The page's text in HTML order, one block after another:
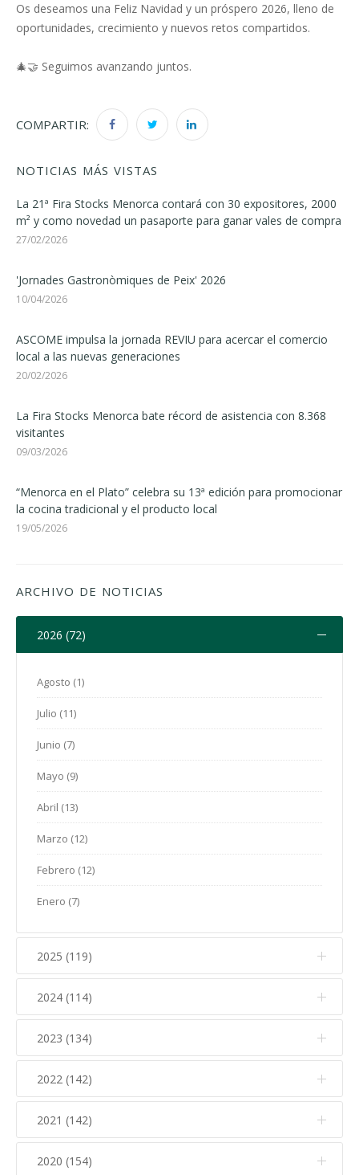
Os deseamos una Feliz Navidad y un próspero 2026, lleno de
oportunidades, crecimiento y nuevos retos compartidos.
🎄🤝 Seguimos avanzando juntos.
COMPARTIR:
NOTICIAS MÁS VISTAS
La 21ª Fira Stocks Menorca contará con 30 expositores, 2000
m² y como novedad un pasaporte para ganar vales de compra
27/02/2026
'Jornades Gastronòmiques de Peix' 2026
10/04/2026
ASCOME impulsa la jornada REVIU para acercar el comercio
local a las nuevas generaciones
20/02/2026
La Fira Stocks Menorca bate récord de asistencia con 8.368
visitantes
09/03/2026
“Menorca en el Plato” celebra su 13ª edición para promocionar
la cocina tradicional y el producto local
19/05/2026
ARCHIVO DE NOTICIAS
2026 (72)
Agosto (1)
Julio (11)
Junio (7)
Mayo (9)
Abril (13)
Marzo (12)
Febrero (12)
Enero (7)
2025 (119)
Diciembre (12)
Noviembre (17)
Octubre (15)
Septiembre (5)
Agosto (5)
Julio (10)
2024 (114)
Diciembre (10)
Noviembre (14)
Octubre (16)
Septiembre (7)
Agosto (7)
2023 (134)
Diciembre (11)
Noviembre (12)
Octubre (17)
2022 (142)
Diciembre (15)
Noviembre (15)
2021 (142)
Diciembre (6)
2020 (154)